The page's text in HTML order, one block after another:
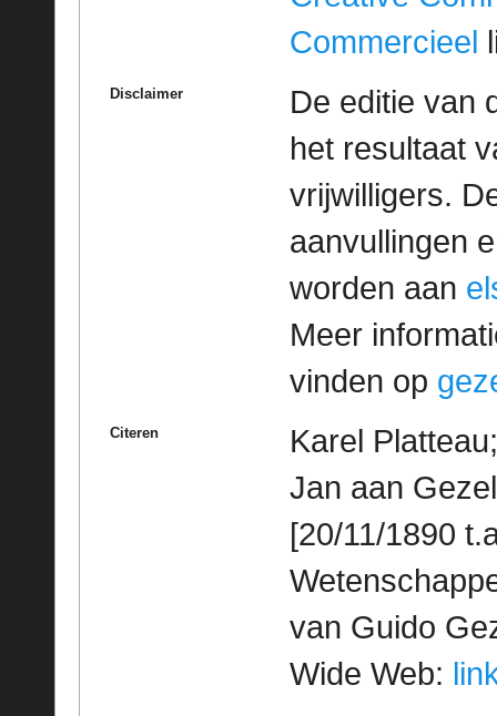
Commercieel
Disclaimer
De editie van
het resultaat
vrijwilligers.
aanvullingen
worden aan
Meer
vinden op
Citeren
Karel
Jan aan
[20/11/1890
van Guido
Wide Web: